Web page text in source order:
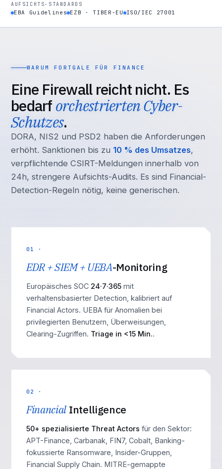
AUFSICHTS-STANDARDS
EBA Guidelines EZB · TIBER-EU ISO/IEC 27001
WARUM FORTGALE FÜR FINANCE
Eine Firewall reicht nicht. Es
bedarf orchestrierten Cyber-
Schutzes.
DORA, NIS2 und PSD2 haben die Anforderungen
erhöht. Sanktionen bis zu 10 % des Umsatzes,
verpflichtende CSIRT-Meldungen innerhalb von
24h, strengere Aufsichts-Audits. Es sind Financial-
Detection-Regeln nötig, keine generischen.
01 ·
EDR + SIEM + UEBA-Monitoring
Europäisches SOC 24·7·365 mit
verhaltensbasierter Detection, kalibriert auf
Financial Actors. UEBA für Anomalien bei
privilegierten Benutzern, Überweisungen,
Clearing-Zugriffen. Triage in <15 Min..
02 ·
Financial Intelligence
50+ spezialisierte Threat Actors für den Sektor:
APT-Finance, Carbanak, FIN7, Cobalt, Banking-
fokussierte Ransomware, Insider-Gruppen,
Financial Supply Chain. MITRE-gemappte